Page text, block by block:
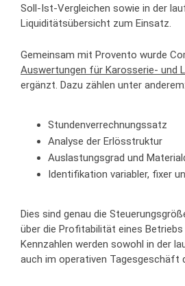
Soll-Ist-Vergleichen sowie in der
Liquiditätsübersicht zum Einsatz.
Gemeinsam mit Provento wurde
Auswertungen für Karosserie- und
ergänzt. Dazu zählen unter anderem:
Stundenverrechnungssatz
Analyse der Erlösstruktur
Auslastungsgrad und
Identifikation variabler, fixer
Dies sind genau die
über die Profitabilität eines Betriebs
Kennzahlen werden sowohl in der
auch im operativen Tagesgeschäft